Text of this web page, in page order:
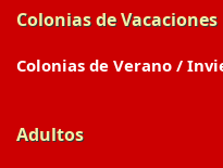
Colonias de Vacaciones
Colonias de Verano /
Adultos